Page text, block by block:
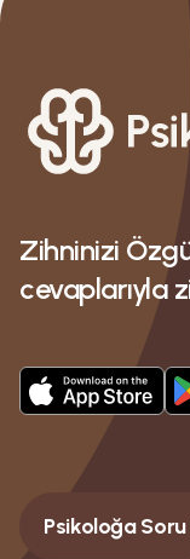
Zihninizi
cevaplarıyla
Psikoloğa